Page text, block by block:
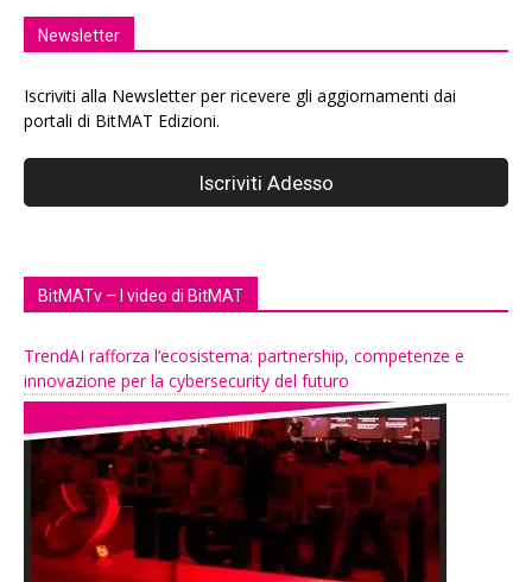
Newsletter
Iscriviti alla Newsletter per ricevere gli aggiornamenti dai
portali di BitMAT Edizioni.
BitMATv – I video di BitMAT
TrendAI rafforza l’ecosistema: partnership, competenze e
innovazione per la cybersecurity del futuro